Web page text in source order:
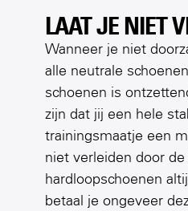
LAAT JE NIET
Wanneer je niet
alle neutrale
schoenen is
zijn dat jij een hele
trainingsmaatje een
niet verleiden door
hardloopschoenen
betaal je ongeveer